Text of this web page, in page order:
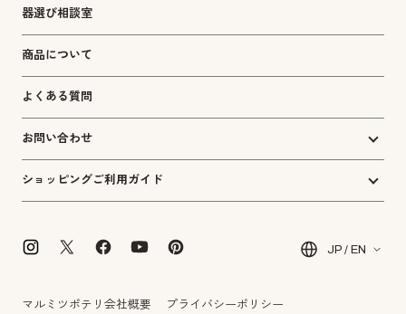
器選び相談室
商品について
よくある質問
お問い合わせ
ショッピングご利用ガイド
JP / EN
マルミツポテリ会社概要 プライバシーポリシー